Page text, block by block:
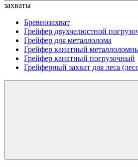
захваты
Бревнозахват
Грейфер двухчелюстной
Грейфер для металлолома
Грейфер канатный
Грейфер канатный погрузочный
Грейферный захват для леса